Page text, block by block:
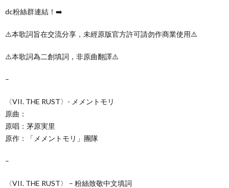
dc粉絲群連結！➡️
⚠️本歌詞旨在交流分享，未經原版官方許可請勿作商業使用⚠️
⚠️本歌詞為二創填詞，非原曲翻譯⚠️
–
〈VII. THE RUST〉- メメントモリ
原曲：
原唱：茅原実里
原作：「メメントモリ」團隊
–
〈VII. THE RUST〉 – 粉絲致敬中文填詞